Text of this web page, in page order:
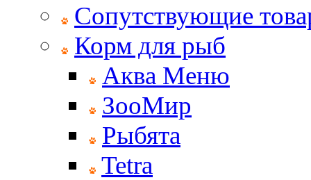
Сопутствующие
Корм для рыб
Аква Меню
ЗооМир
Рыбята
Tetra